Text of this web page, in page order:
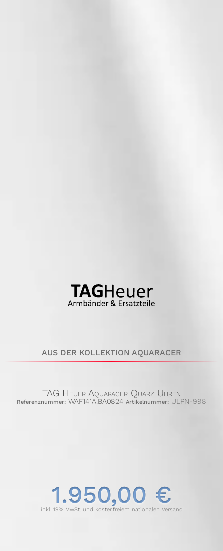
AUS DER KOLLEKTION AQUARACER
TAG Heuer Aquaracer Quarz Uhren
Referenznummer: WAF141A.BA0824 Artikelnummer: ULPN-998
1.950,00 €
inkl. 19% MwSt. und kostenfreiem nationalen Versand